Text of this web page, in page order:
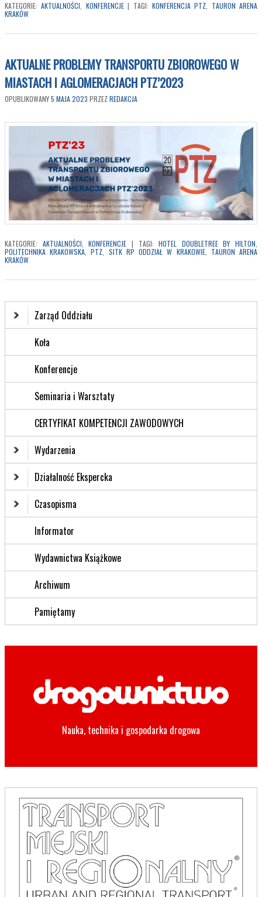
KATEGORIE: AKTUALNOŚCI, KONFERENCJE | TAGI: KONFERENCJA PTZ, TAURON ARENA
KRAKÓW
AKTUALNE PROBLEMY TRANSPORTU ZBIOROWEGO W
MIASTACH I AGLOMERACJACH PTZ’2023
OPUBLIKOWANY5 MAJA 2023 PRZEZREDAKCJA
KATEGORIE: AKTUALNOŚCI,KONFERENCJE | TAGI: HOTEL DOUBLETREE BY HILTON,
POLITECHNIKA KRAKOWSKA,PTZ, SITK RP ODDZIAŁ W KRAKOWIE, TAURON ARENA
KRAKÓW
Zarząd Oddziału
Koła
Konferencje
Seminaria i Warsztaty
CERTYFIKAT KOMPETENCJI ZAWODOWYCH
Wydarzenia
Działalność Ekspercka
Czasopisma
Informator
Wydawnictwa Książkowe
Archiwum
Pamiętamy
Nauka, technika i gospodarka drogowa